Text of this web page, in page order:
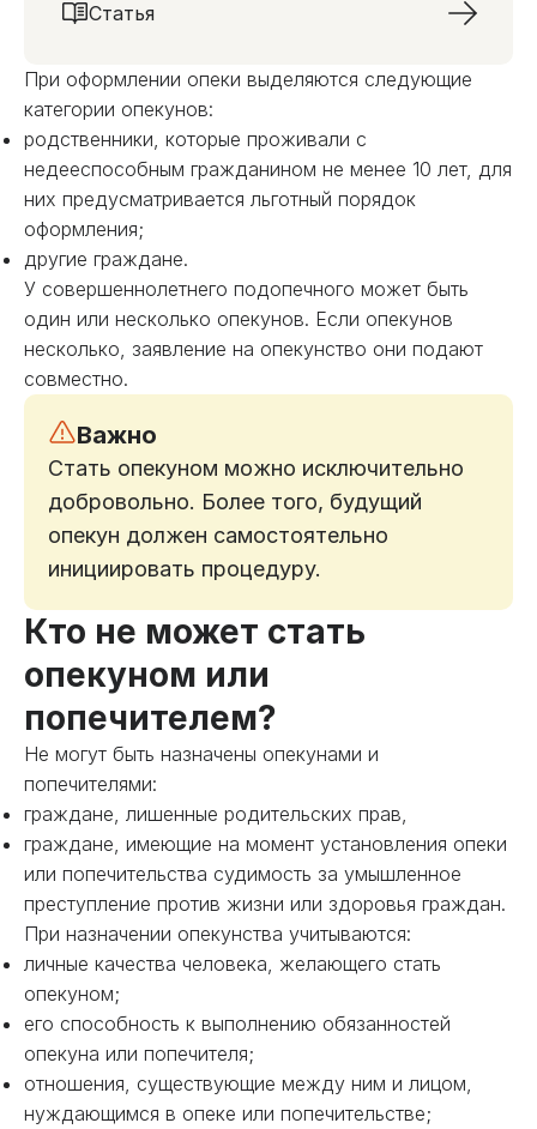
Статья
При оформлении опеки выделяются следующие
категории опекунов:
родственники, которые проживали с
недееспособным гражданином не менее 10 лет, для
них предусматривается льготный порядок
оформления;
другие граждане.
У совершеннолетнего подопечного может быть
один или несколько опекунов. Если опекунов
несколько, заявление на опекунство они подают
совместно.
Важно
Стать опекуном можно исключительно
добровольно. Более того, будущий
опекун должен самостоятельно
инициировать процедуру.
Кто не может стать
опекуном или
попечителем?
Не могут быть назначены опекунами и
попечителями:
граждане, лишенные родительских прав,
граждане, имеющие на момент установления опеки
или попечительства судимость за умышленное
преступление против жизни или здоровья граждан.
При назначении опекунства учитываются:
личные качества человека, желающего стать
опекуном;
его способность к выполнению обязанностей
опекуна или попечителя;
отношения, существующие между ним и лицом,
нуждающимся в опеке или попечительстве;